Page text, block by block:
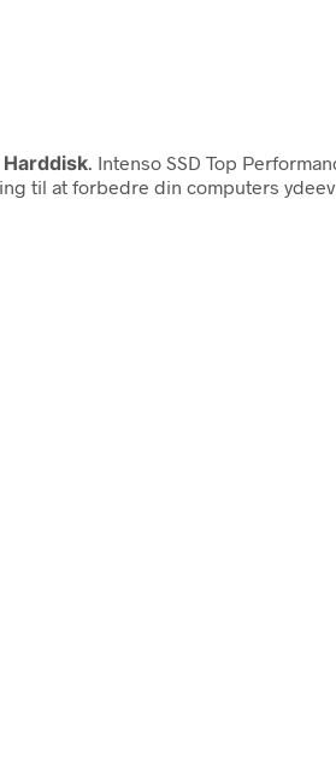
Harddisk . Intenso SSD Top
til at forbedre din computers